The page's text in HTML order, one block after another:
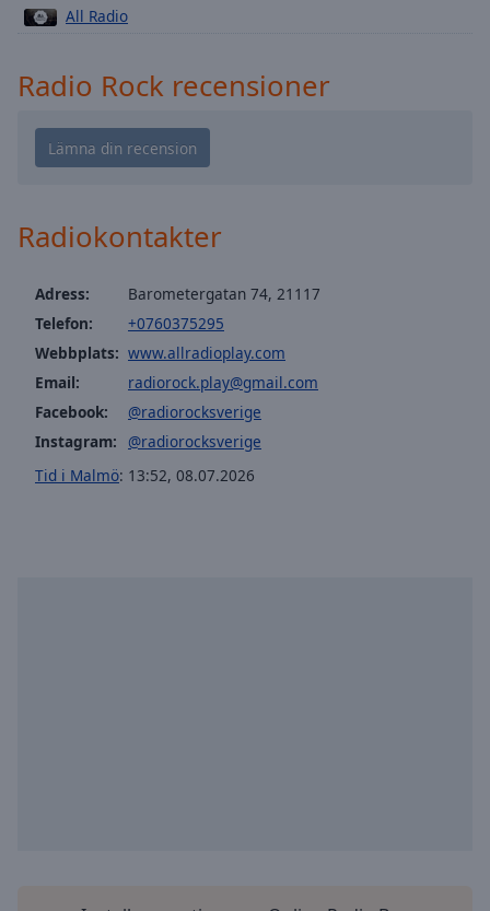
Chapters
Descriptions
off,
selected
subtitles
opens
subtitles
settings
dialog
subtitles
off,
selected
Audio
All Radio
Radio Rock recensioner
Radiokontakter
Adress:
Barometergatan 74, 21117
Telefon:
+0760375295
Webbplats: www.allradioplay.com
Email:
radiorock.play@gmail.com
Facebook:
@radiorocksverige
Instagram:
@radiorocksverige
Tid i Malmö: 13:52, 08.07.2026